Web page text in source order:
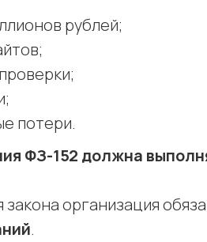
рублей;
потери.
ФЗ-152 должна
организация
.